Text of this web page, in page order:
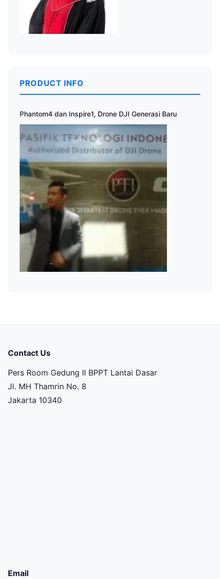
PRODUCT INFO
Phantom4 dan Inspire1, Drone DJI Generasi Baru
Contact Us
Pers Room Gedung II BPPT Lantai Dasar
Jl. MH Thamrin No. 8
Jakarta 10340
Email